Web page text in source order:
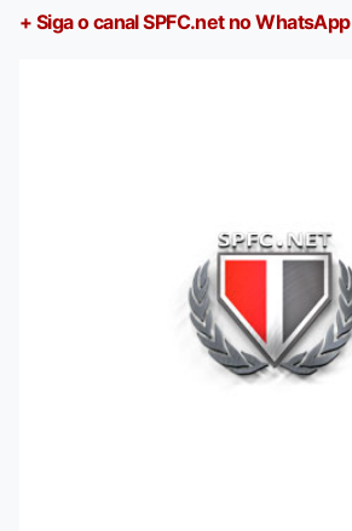
+ Siga o canal SPFC.net no WhatsApp